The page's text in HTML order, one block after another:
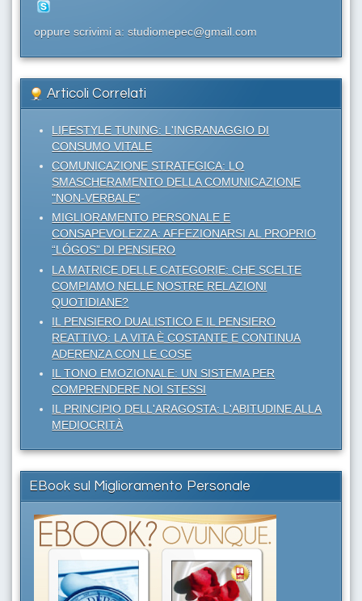
oppure scrivimi a: studiomepec@gmail.com
Articoli Correlati
LIFESTYLE TUNING: L'INGRANAGGIO DI
CONSUMO VITALE
COMUNICAZIONE STRATEGICA: LO
SMASCHERAMENTO DELLA COMUNICAZIONE
"NON-VERBALE"
MIGLIORAMENTO PERSONALE E
CONSAPEVOLEZZA: AFFEZIONARSI AL PROPRIO
“LÓGOS” DI PENSIERO
LA MATRICE DELLE CATEGORIE: CHE SCELTE
COMPIAMO NELLE NOSTRE RELAZIONI
QUOTIDIANE?
IL PENSIERO DUALISTICO E IL PENSIERO
REATTIVO: LA VITA È COSTANTE E CONTINUA
ADERENZA CON LE COSE
IL TONO EMOZIONALE: UN SISTEMA PER
COMPRENDERE NOI STESSI
IL PRINCIPIO DELL'ARAGOSTA: L'ABITUDINE ALLA
MEDIOCRITÀ
EBook sul Miglioramento Personale